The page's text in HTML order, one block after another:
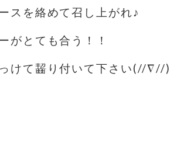
スを絡めて召し上がれ♪
がとても合う！！
けて齧り付いて下さい(//∇//)